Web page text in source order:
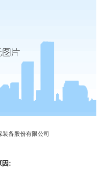
备股份有限公司
因: